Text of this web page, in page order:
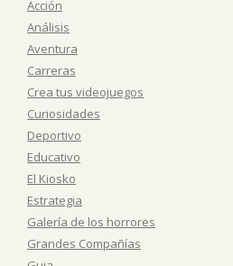
Acción
Análisis
Aventura
Carreras
Crea tus videojuegos
Curiosidades
Deportivo
Educativo
El Kiosko
Estrategia
Galería de los horrores
Grandes Compañías